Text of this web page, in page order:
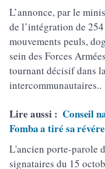
L’annonce, par le
de l’intégration de
mouvements peuls,
sein des Forces
tournant décisif dans
intercommunautaires..
Lire aussi : Conseil
Fomba a tiré sa
L'ancien porte-parole
signataires du 15